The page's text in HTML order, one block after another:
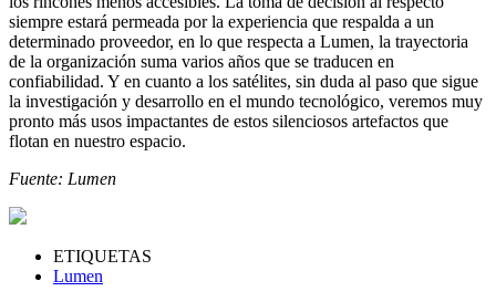
siempre estará permeada por la experiencia que respalda a un
determinado proveedor, en lo que respecta a Lumen, la trayectoria
de la organización suma varios años que se traducen en
confiabilidad. Y en cuanto a los satélites, sin duda al paso que sigue
la investigación y desarrollo en el mundo tecnológico, veremos muy
pronto más usos impactantes de estos silenciosos artefactos que
flotan en nuestro espacio.
Fuente: Lumen
ETIQUETAS
Lumen